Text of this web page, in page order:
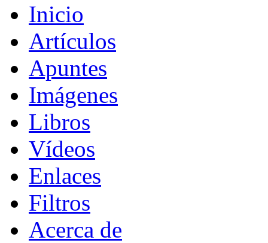
Inicio
Artículos
Apuntes
Imágenes
Libros
Vídeos
Enlaces
Filtros
Acerca de